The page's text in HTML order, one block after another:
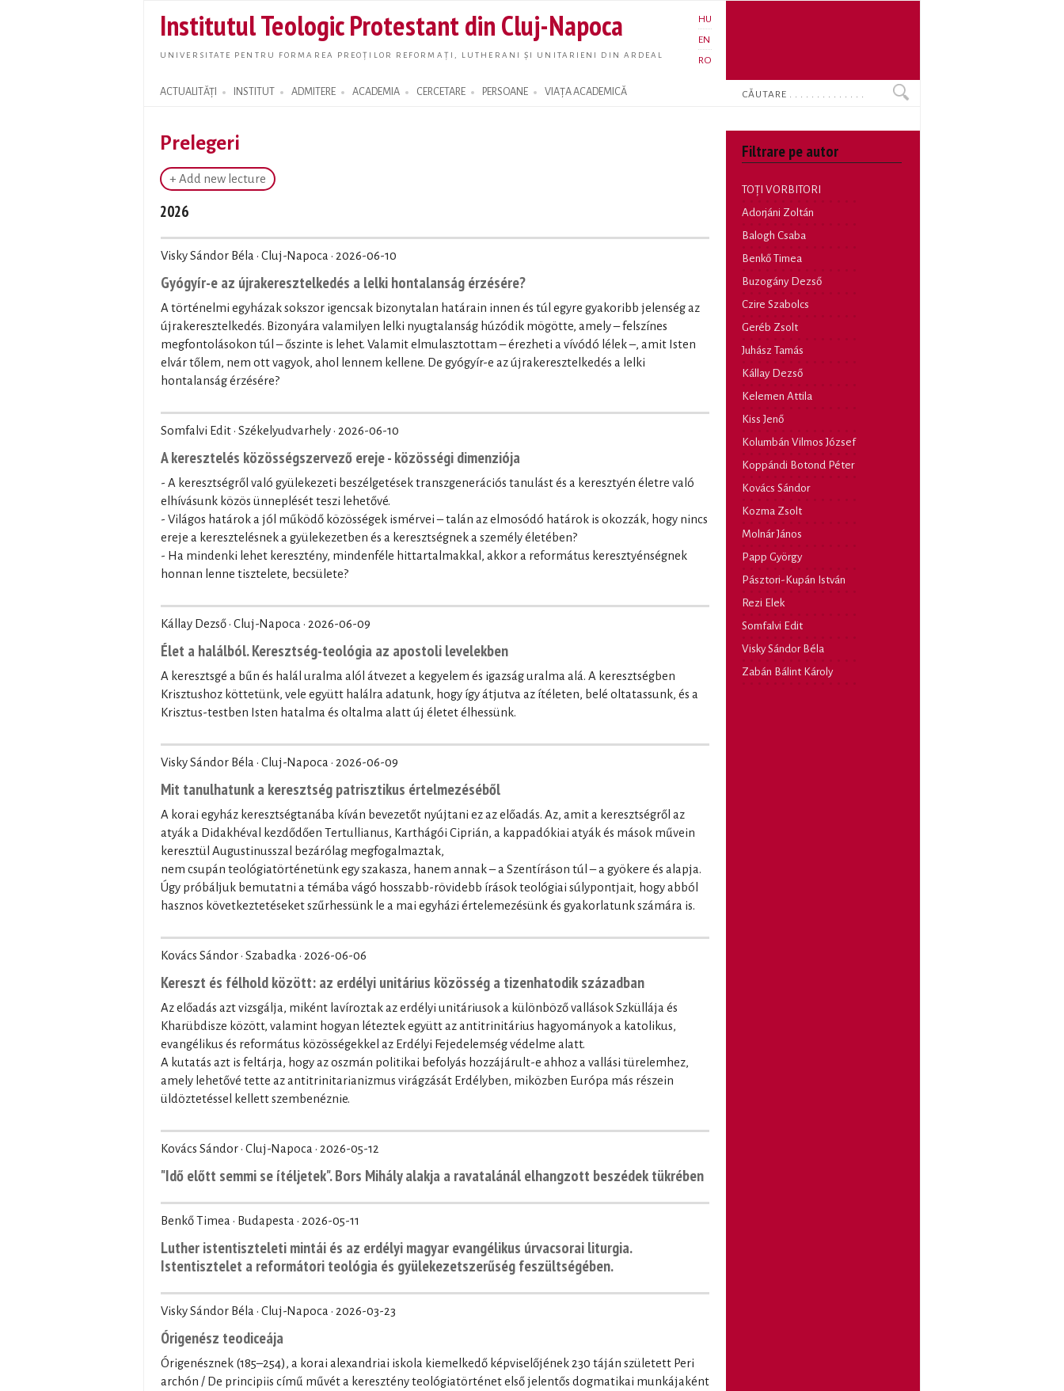
main
content
Institutul Teologic Protestant din Cluj-Napoca
UNIVERSITATE PENTRU FORMAREA PREOȚILOR REFORMAȚI, LUTHERANI ȘI UNITARIENI DIN ARDEAL
HU
EN
RO
ACTUALITĂȚI INSTITUT ADMITERE ACADEMIA CERCETARE PERSOANE VIAȚA ACADEMICĂ
Search form
Search
Prelegeri
+ Add new lecture
2026
Visky Sándor Béla · Cluj-Napoca · 2026-06-10
Gyógyír-e az újrakeresztelkedés a lelki hontalanság érzésére?
A történelmi egyházak sokszor igencsak bizonytalan határain innen és túl egyre gyakoribb jelenség az
újrakeresztelkedés. Bizonyára valamilyen lelki nyugtalanság húzódik mögötte, amely – felszínes
megfontolásokon túl – őszinte is lehet. Valamit elmulasztottam – érezheti a vívódó lélek –, amit Isten
elvár tőlem, nem ott vagyok, ahol lennem kellene. De gyógyír-e az újrakeresztelkedés a lelki
hontalanság érzésére?
Somfalvi Edit · Székelyudvarhely · 2026-06-10
A keresztelés közösségszervező ereje - közösségi dimenziója
- A keresztségről való gyülekezeti beszélgetések transzgenerációs tanulást és a keresztyén életre való
elhívásunk közös ünneplését teszi lehetővé.
- Világos határok a jól működő közösségek ismérvei – talán az elmosódó határok is okozzák, hogy nincs
ereje a keresztelésnek a gyülekezetben és a keresztségnek a személy életében?
- Ha mindenki lehet keresztény, mindenféle hittartalmakkal, akkor a református keresztyénségnek
honnan lenne tisztelete, becsülete?
Kállay Dezső · Cluj-Napoca · 2026-06-09
Élet a halálból. Keresztség-teológia az apostoli levelekben
A keresztsgé a bűn és halál uralma alól átvezet a kegyelem és igazság uralma alá. A keresztségben
Krisztushoz köttetünk, vele együtt halálra adatunk, hogy így átjutva az ítéleten, belé oltatassunk, és a
Krisztus-testben Isten hatalma és oltalma alatt új életet élhessünk.
Visky Sándor Béla · Cluj-Napoca · 2026-06-09
Mit tanulhatunk a keresztség patrisztikus értelmezéséből
A korai egyház keresztségtanába kíván bevezetőt nyújtani ez az előadás. Az, amit a keresztségről az
atyák a Didakhéval kezdődően Tertullianus, Karthágói Ciprián, a kappadókiai atyák és mások művein
keresztül Augustinusszal bezárólag megfogalmaztak,
nem csupán teológiatörténetünk egy szakasza, hanem annak – a Szentíráson túl – a gyökere és alapja.
Úgy próbáljuk bemutatni a témába vágó hosszabb-rövidebb írások teológiai súlypontjait, hogy abból
hasznos következtetéseket szűrhessünk le a mai egyházi értelemezésünk és gyakorlatunk számára is.
Kovács Sándor · Szabadka · 2026-06-06
Kereszt és félhold között: az erdélyi unitárius közösség a tizenhatodik században
Az előadás azt vizsgálja, miként lavíroztak az erdélyi unitáriusok a különböző vallások Szküllája és
Kharübdisze között, valamint hogyan léteztek együtt az antitrinitárius hagyományok a katolikus,
evangélikus és református közösségekkel az Erdélyi Fejedelemség védelme alatt.
A kutatás azt is feltárja, hogy az oszmán politikai befolyás hozzájárult-e ahhoz a vallási türelemhez,
amely lehetővé tette az antitrinitarianizmus virágzását Erdélyben, miközben Európa más részein
üldöztetéssel kellett szembenéznie.
Kovács Sándor · Cluj-Napoca · 2026-05-12
"Idő előtt semmi se ítéljetek". Bors Mihály alakja a ravatalánál elhangzott beszédek tükrében
Benkő Timea · Budapesta · 2026-05-11
Luther istentiszteleti mintái és az erdélyi magyar evangélikus úrvacsorai liturgia.
Istentisztelet a reformátori teológia és gyülekezetszerűség feszültségében.
Visky Sándor Béla · Cluj-Napoca · 2026-03-23
Órigenész teodiceája
Órigenésznek (185–254), a korai alexandriai iskola kiemelkedő képviselőjének 230 táján született Peri
archón / De principiis című művét a keresztény teológiatörténet első jelentős dogmatikai munkájaként
Filtrare pe autor
TOȚI VORBITORI
Adorjáni Zoltán
Balogh Csaba
Benkő Timea
Buzogány Dezső
Czire Szabolcs
Geréb Zsolt
Juhász Tamás
Kállay Dezső
Kelemen Attila
Kiss Jenő
Kolumbán Vilmos József
Koppándi Botond Péter
Kovács Sándor
Kozma Zsolt
Molnár János
Papp György
Pásztori-Kupán István
Rezi Elek
Somfalvi Edit
Visky Sándor Béla
Zabán Bálint Károly